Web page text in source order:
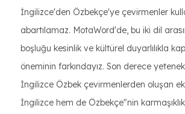
İngilizce'den Özbekçe'ye çevirmenler
abartılamaz. MotaWord'de, bu iki dil
boşluğu kesinlik ve kültürel duyarlılıkla
öneminin farkındayız. Son derece
İngilizce Özbek çevirmenlerden oluşan
İngilizce hem de Özbekçe"nin